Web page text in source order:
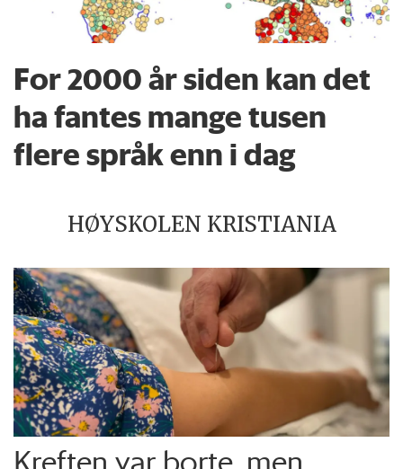
For 2000 år siden kan det
ha fantes mange tusen
flere språk enn i dag
HØYSKOLEN KRISTIANIA
Kreften var borte, men